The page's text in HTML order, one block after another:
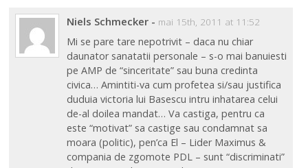
Niels Schmecker - mai 15th, 2011 at 11:52
Mi se pare tare nepotrivit – daca nu chiar
daunator sanatatii personale – s-o mai banuiesti
pe AMP de “sinceritate” sau buna credinta
civica… Amintiti-va cum profetea si/sau justifica
duduia victoria lui Basescu intru inhatarea celui
de-al doilea mandat… Va castiga, pentru ca
este “motivat” sa castige sau condamnat sa
moara (politic), pen’ca El – Lider Maximus &
compania de zgomote PDL – sunt “discriminati”